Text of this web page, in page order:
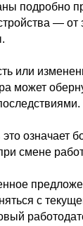
подробно
— от
или
может
означает
смене
с